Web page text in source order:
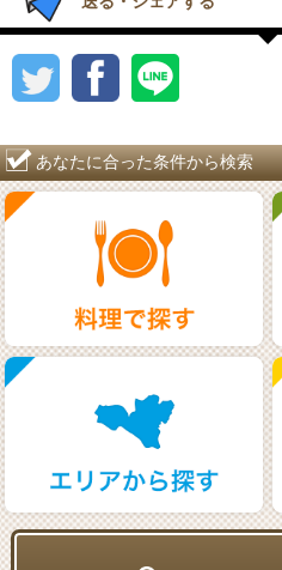
あなたに合った条件から検索